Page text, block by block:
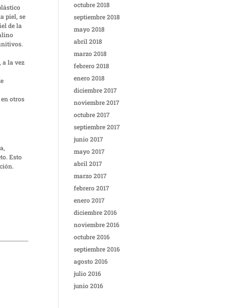
piel, se
de la
a la vez
otros
Esto
octubre 2018
septiembre 2018
mayo 2018
abril 2018
marzo 2018
febrero 2018
enero 2018
diciembre 2017
noviembre 2017
octubre 2017
septiembre 2017
junio 2017
mayo 2017
abril 2017
marzo 2017
febrero 2017
enero 2017
diciembre 2016
noviembre 2016
octubre 2016
septiembre 2016
agosto 2016
julio 2016
junio 2016